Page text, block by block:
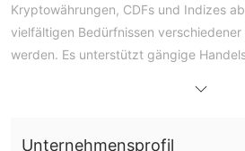
Kryptowährungen, CDFs und Indizes
vielfältigen Bedürfnissen
werden. Es unterstützt gängige
gestartet, wie z.B. Bargeldprämien für
Unternehmensprofil